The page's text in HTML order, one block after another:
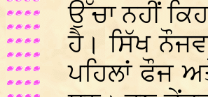
ਉੱਚਾ ਨਹੀਂ
ਹੈ। ਸਿੱਖ
ਪਹਿਲਾਂ ਫੌਜ